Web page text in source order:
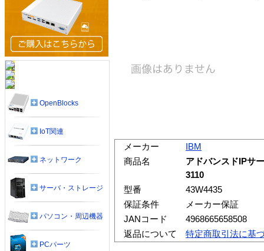
メーカー
IBM
商品名
アドバンスドIPサ
3110
型番
43W4435
保証条件
メーカー保証
JANコード
4968665658508
返品について
特定商取引法に基
OpenBlocks
IoT関連
ネットワーク
サーバ・ストレージ
パソコン・周辺機器
PCパーツ